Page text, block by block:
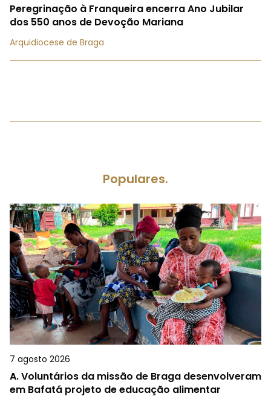
Peregrinação à Franqueira encerra Ano Jubilar
dos 550 anos de Devoção Mariana
Arquidiocese de Braga
Populares.
7 agosto 2026
A.Voluntários da missão de Braga desenvolveram
em Bafatá projeto de educação alimentar